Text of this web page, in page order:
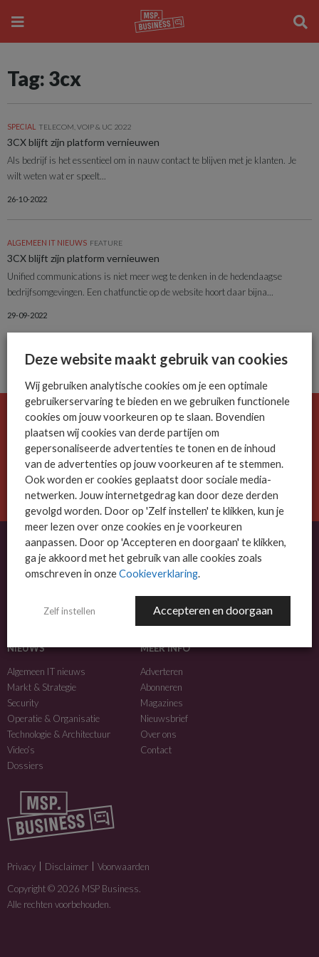
Tag: 3cx
SPECIAL TELECOM, VOIP & UC 2022
3CX blijft zijn platform vernieuwen
Als bedrijf is het essentieel om in nauw contact te blijven met je klanten. Je
wilt weten wat er speelt...
26-10-2022
ALGEMEEN IT NIEUWS FEATURE
3CX blijft zijn platform vernieuwen
Unified communications is niet meer weg te denken in de hedendaagse
bedrijfs­omgevingen. Een chatfunctie op de website hoort daar bijna...
29-09-2022
De ICT-wereld is snel. Mis niets.
Meld je nu aan voor de MSP Business nieuwsbrief.
AANMELDEN
OVER MSP BUSINESS
MSP Business is het kennisplatform voor IT-dienstverleners met MKB-focus.
DutchIT.com.
NIEUWS
Algemeen IT nieuws
Markt & Strategie
Security
Operatie & Organisatie
Technologie & Architectuur
Video’s
Dossiers
MEER INFO
Adverteren
Abonneren
Magazines
Nieuwsbrief
Over ons
Contact
Privacy Disclaimer
Voorwaarden
Copyright © 2026 MSP Business.
Alle rechten voorbehouden.
Deze website maakt gebruik van cookies
Wij gebruiken analytische cookies om je een optimale
gebruikerservaring te bieden en we gebruiken functionele
cookies om jouw voorkeuren op te slaan. Bovendien
plaatsen wij cookies van derde partijen om
gepersonaliseerde advertenties te tonen en de inhoud
van de advertenties op jouw voorkeuren af te stemmen.
Ook worden er cookies geplaatst door sociale media-
netwerken. Jouw internetgedrag kan door deze derden
gevolgd worden. Door op 'Zelf instellen' te klikken, kun je
meer lezen over onze cookies en je voorkeuren
aanpassen. Door op 'Accepteren en doorgaan' te klikken,
ga je akkoord met het gebruik van alle cookies zoals
omschreven in onzeCookieverklaring.
Zelf instellen Accepteren en doorgaan